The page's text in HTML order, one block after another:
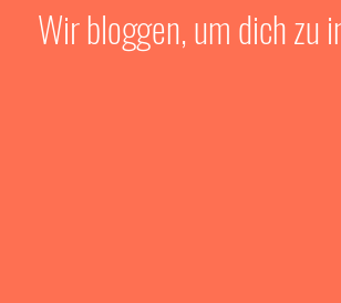
Wir bloggen, um dich zu